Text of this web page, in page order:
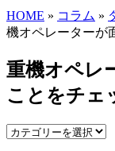
HOME » コラム »
機オペレーターが
重機オペレ
ことをチェ